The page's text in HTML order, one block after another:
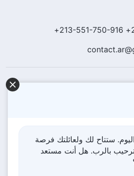
الأرض! هل تريد دخوله؟
ستتاح لك ولعائلتك فرصة
بالرب. هل أنت مستعد